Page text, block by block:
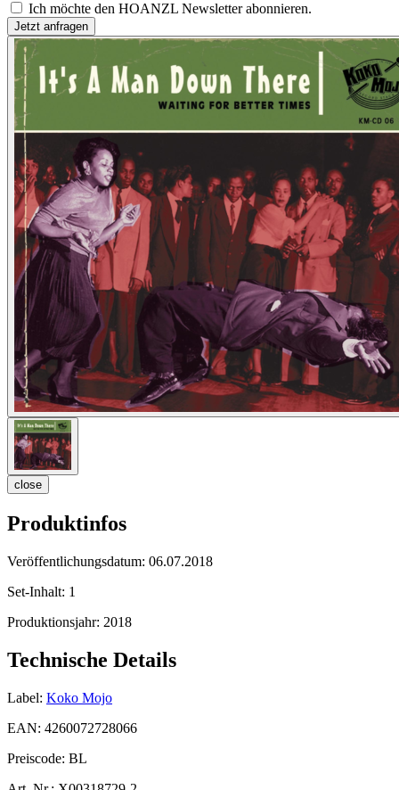
Ich möchte den HOANZL Newsletter abonnieren.
close
Produktinfos
Veröffentlichungsdatum: 06.07.2018
Set-Inhalt: 1
Produktionsjahr: 2018
Technische Details
Label: Koko Mojo
EAN: 4260072728066
Preiscode: BL